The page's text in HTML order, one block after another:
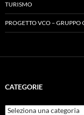
TURISMO
PROGETTO VCO –
CATEGORIE
Categorie